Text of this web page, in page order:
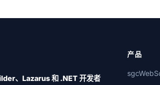
、Lazarus 和 .NET 开发者
产品